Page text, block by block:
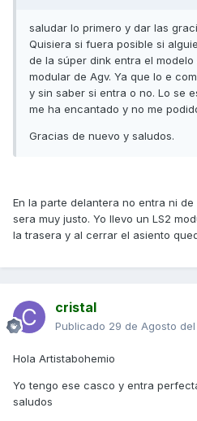
saludar lo primero y dar las
Quisiera si fuera posible si
de la súper dink entra el
modular de Agv. Ya que lo e
y sin saber si entra o no. Lo se
me ha encantado y no me
Gracias de nuevo y saludos.
En la parte delantera no entra ni
sera muy justo. Yo llevo un LS2
la trasera y al cerrar el asiento
cristal
Publicado 29 de Agosto del
Hola Artistabohemio
Yo tengo ese casco y entra
saludos